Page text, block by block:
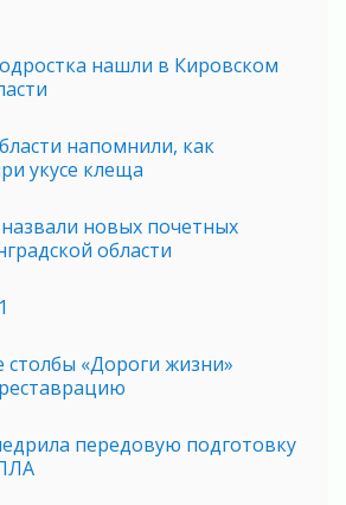
нашли в Кировском
напомнили, как
укусе клеща
новых почетных
области
«Дороги жизни»
передовую подготовку